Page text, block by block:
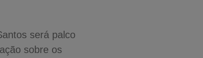
será palco
sobre os